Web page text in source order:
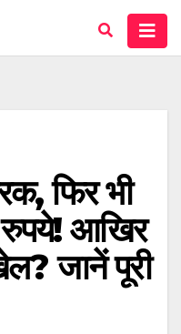
फिर भी
आखिर
जानें पूरी